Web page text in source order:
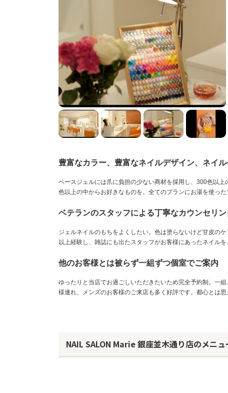
豊富なカラー、豊富なネイルデザイン、ネイ
ベースジェルには爪に負担の少ない商材を採用し、300色以
色以上の中からお好きなものを。全てのプランにお湯を使っ
ベテランのスタッフによる丁寧なカウンセリン
ジェルネイルのもちをよくしたい。色は塗らないけど甘皮の
以上経験し、雑誌にも出たスタッフがお客様にあったネイル
他のお客様とは被らず一組ずつ個室でご案内
ゆったりと当店でお過ごしいただきたいため完全予約制。一
様連れ、メンズのお客様のご来店も多く好評です。都心とは
NAIL SALON Marie 銀座並木通り店のメニュ